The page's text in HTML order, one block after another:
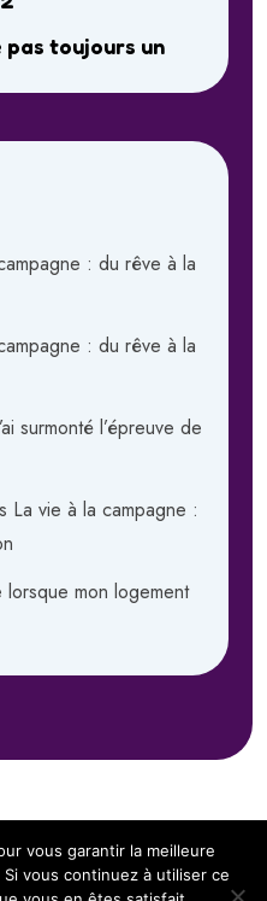
toujours un
: du rêve à la
: du rêve à la
surmonté l’épreuve de
La vie à la campagne :
mon logement
vous garantir la meilleure
vous continuez à utiliser ce